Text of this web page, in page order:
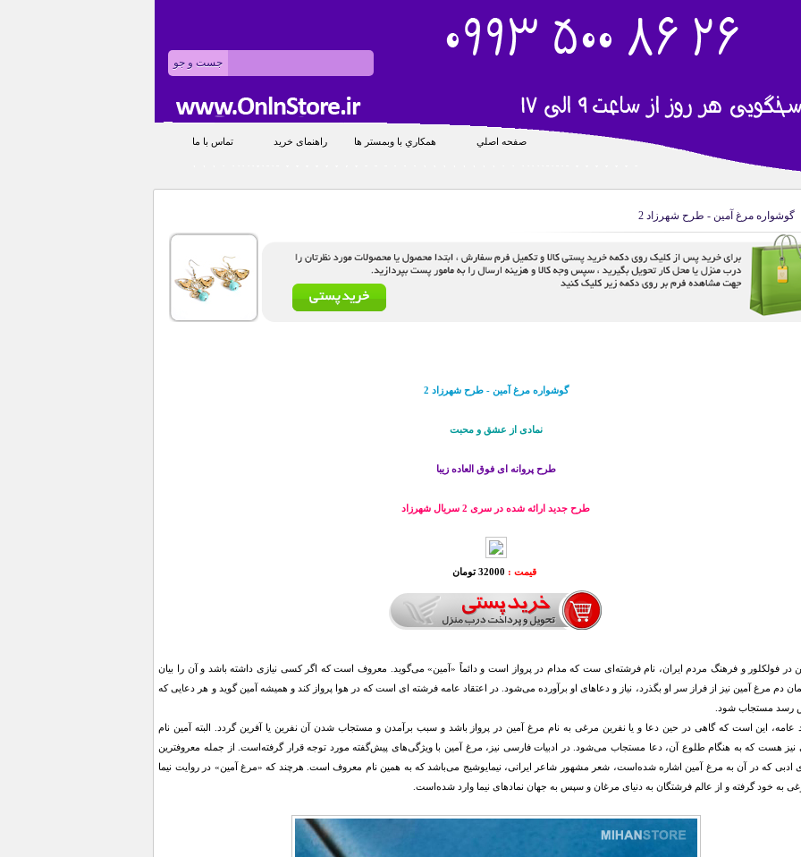
صفحه اصلي همکاري با وبمستر ها راهنمای خرید تماس با ما
گوشواره مرغ آمين - طرح شهرزاد 2
گوشواره مرغ آمين - طرح شهرزاد 2
نمادی از عشق و محبت
طرح پروانه ای فوق العاده زیبا
طرح جدید ارائه شده در سری 2 سریال شهرزاد
قیمت : 32000 تومان
در فولکلور و فرهنگ مردم ایران، نام فرشته‌ای‌ ست که مدام در پرواز است و دائماً «آمین» می‌گوید. معروف است که اگر کسی نیازی داشته باشد و آن را بیان
دم مرغ آمین نیز از فراز سر او بگذرد، نیاز و دعاهای او برآورده می‌شود. در اعتقاد عامه فرشته ای است که در هوا پرواز کند و همیشه آمین گوید و هر دعایی که
رسد مستجاب شود.
عامه، این است که گاهی در حین دعا و یا نفرین مرغی به نام مرغ آمین در پرواز باشد و سبب برآمدن و مستجاب شدن آن نفرین یا آفرین گردد. البته آمین نام
نیز هست که به هنگام طلوع آن، دعا مستجاب می‌شود. در ادبیات فارسی نیز، مرغ آمین با ویژگی‌های پیش‌گفته مورد توجه قرار گرفته‌است. از جمله معروفترین
ادبی که در آن به مرغ آمین اشاره شده‌است، شعر مشهور شاعر ایرانی، نیمایوشیج می‌باشد که به همین نام معروف است. هرچند که «مرغ آمین» در روایت نیما
به خود گرفته و از عالم فرشتگان به دنیای مرغان و سپس به جهان نمادهای نیما وارد شده‌است.